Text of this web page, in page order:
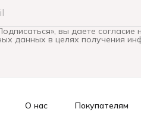
вы даете согласие
данных в целях получения
О нас
Покупателям